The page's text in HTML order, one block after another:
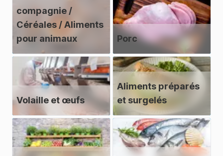
compagnie /
Céréales / Aliments
pour animaux
Porc
Volaille et œufs
Aliments préparés
et surgelés